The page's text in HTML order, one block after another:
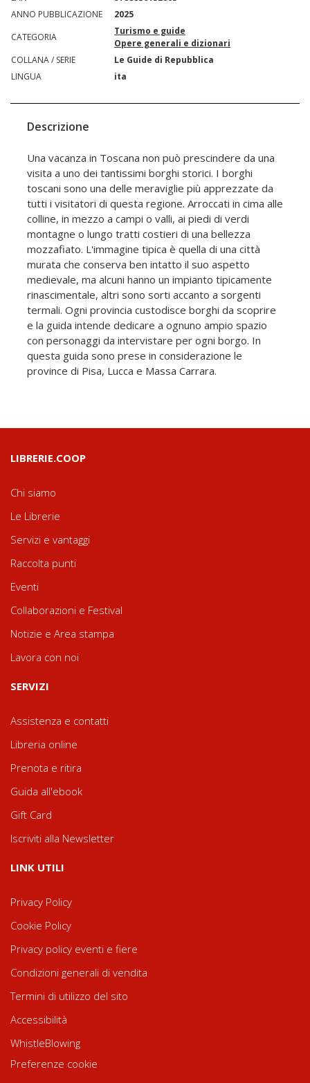
ANNO PUBBLICAZIONE
2025
CATEGORIA
Turismo e guide
Opere generali e dizionari
COLLANA / SERIE
Le Guide di Repubblica
LINGUA
ita
Descrizione
Una vacanza in Toscana non può prescindere da una
visita a uno dei tantissimi borghi storici. I borghi
toscani sono una delle meraviglie più apprezzate da
tutti i visitatori di questa regione. Arroccati in cima alle
colline, in mezzo a campi o valli, ai piedi di verdi
montagne o lungo tratti costieri di una bellezza
mozzafiato. L'immagine tipica è quella di una città
murata che conserva ben intatto il suo aspetto
medievale, ma alcuni hanno un impianto tipicamente
rinascimentale, altri sono sorti accanto a sorgenti
termali. Ogni provincia custodisce borghi da scoprire
e la guida intende dedicare a ognuno ampio spazio
con personaggi da intervistare per ogni borgo. In
questa guida sono prese in considerazione le
province di Pisa, Lucca e Massa Carrara.
LIBRERIE.COOP
Chi siamo
Le Librerie
Servizi e vantaggi
Raccolta punti
Eventi
Collaborazioni e Festival
Notizie e Area stampa
Lavora con noi
SERVIZI
Assistenza e contatti
Libreria online
Prenota e ritira
Guida all'ebook
Gift Card
Iscriviti alla Newsletter
LINK UTILI
Privacy Policy
Cookie Policy
Privacy policy eventi e fiere
Condizioni generali di vendita
Termini di utilizzo del sito
Accessibilità
WhistleBlowing
Preferenze cookie